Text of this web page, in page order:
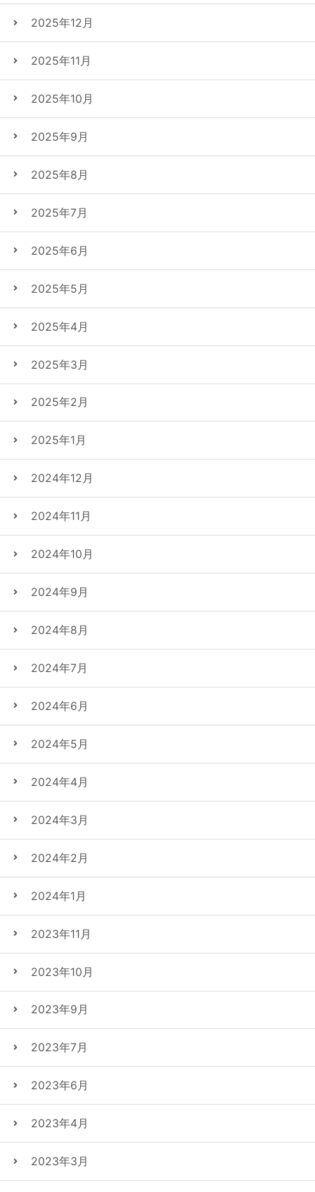
2025年12月
2025年11月
2025年10月
2025年9月
2025年8月
2025年7月
2025年6月
2025年5月
2025年4月
2025年3月
2025年2月
2025年1月
2024年12月
2024年11月
2024年10月
2024年9月
2024年8月
2024年7月
2024年6月
2024年5月
2024年4月
2024年3月
2024年2月
2024年1月
2023年11月
2023年10月
2023年9月
2023年7月
2023年6月
2023年4月
2023年3月